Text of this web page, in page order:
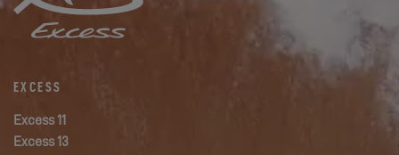
EXCESS
Excess 11
Excess 13